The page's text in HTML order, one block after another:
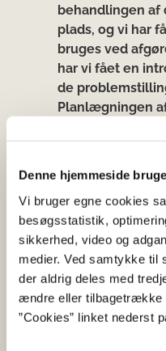
Denne hjemmeside
Vi bruger egne cookies
besøgsstatistik,
sikkerhed, video og
medier. Ved samtykke til
der aldrig deles med
ændre eller tilbagetrække
”Cookies” linket nederst
behandlingen af
plads, og vi har
bruges ved
har vi fået en
de
Planlægningen
plads. Der er
og grundlaget
kommissionerne
fastlagt. Vi går
behandlingen af
Fakta